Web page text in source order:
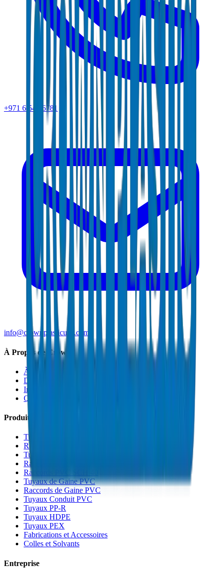
+971 6 543 6781
info@crownplasticuae.com
À Propos de Crown
À Propos
Durabilité
Innovation
Qualité et Certifications
Produits
Tuyaux de Drainage UPVC
Raccords de Drainage UPVC
Tuyaux PVC Haute Pression
Raccords PVC Haute Pression
Raccords PVC SCH 40
Tuyaux de Gaine PVC
Raccords de Gaine PVC
Tuyaux Conduit PVC
Tuyaux PP-R
Tuyaux HDPE
Tuyaux PEX
Fabrications et Accessoires
Colles et Solvants
Entreprise